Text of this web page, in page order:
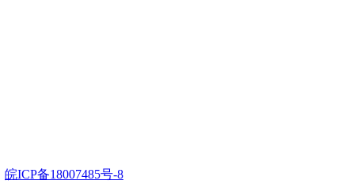
皖ICP备18007485号-8